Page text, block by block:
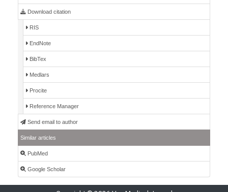
Download citation
RIS
EndNote
BibTex
Medlars
Procite
Reference Manager
Send email to author
Similar articles
PubMed
Google Scholar